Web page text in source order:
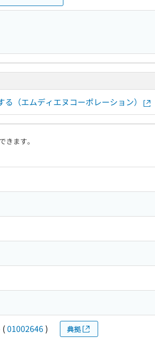
（エムディエヌコーポレーション）
ます。
(01002646) 典拠